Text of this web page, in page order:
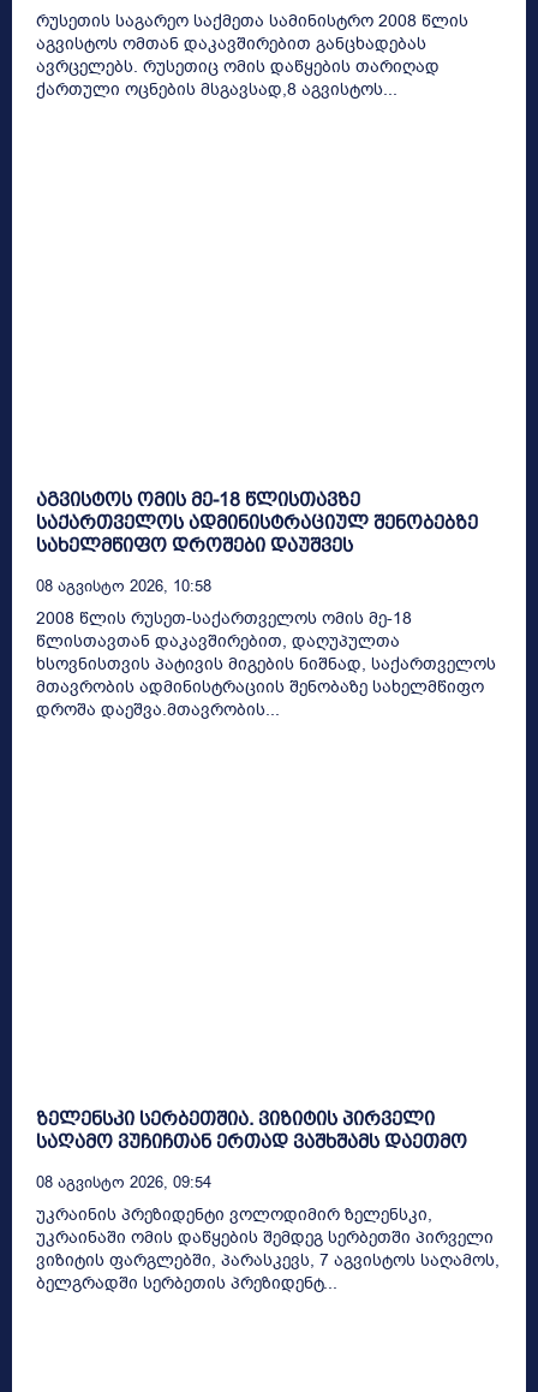
რუსეთის საგარეო საქმეთა სამინისტრო 2008 წლის
აგვისტოს ომთან დაკავშირებით განცხადებას
ავრცელებს. რუსეთიც ომის დაწყების თარიღად
ქართული ოცნების მსგავსად,8 აგვისტოს...
აგვისტოს ომის მე-18 წლისთავზე
საქართველოს ადმინისტრაციულ შენობებზე
სახელმწიფო დროშები დაუშვეს
08 Აგვისტო 2026, 10:58
2008 წლის რუსეთ-საქართველოს ომის მე-18
წლისთავთან დაკავშირებით, დაღუპულთა
ხსოვნისთვის პატივის მიგების ნიშნად, საქართველოს
მთავრობის ადმინისტრაციის შენობაზე სახელმწიფო
დროშა დაეშვა.მთავრობის...
ზელენსკი სერბეთშია. ვიზიტის პირველი
საღამო ვუჩიჩთან ერთად ვაშხშამს დაეთმო
08 Აგვისტო 2026, 09:54
უკრაინის პრეზიდენტი ვოლოდიმირ ზელენსკი,
უკრაინაში ომის დაწყების შემდეგ სერბეთში პირველი
ვიზიტის ფარგლებში, პარასკევს, 7 აგვისტოს საღამოს,
ბელგრადში სერბეთის პრეზიდენტ...